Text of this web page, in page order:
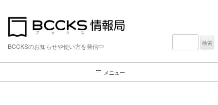
BCCKSのお知らせや使い方を発信中
検
メニュー